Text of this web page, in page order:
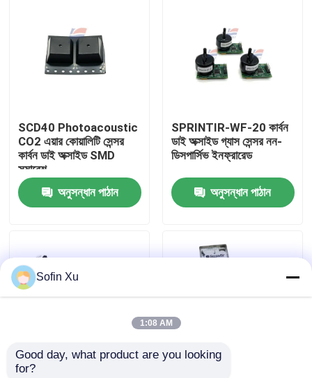
ভিআর শো
কারখানা পরিদর্শন
গুণমান নিয়ন্ত্রণ
খবর
ইলেক্ট্রোকেমিক্যাল গ্যাস সেন্সর
SCD40 Photoacoustic
CO2 এয়ার কোয়ালিটি সেন্সর
কার্বন ডাই অক্সাইড SMD
সমাবেশ
অনুসন্ধান পাঠান
SPRINTIR-WF-20 কার্বন
ডাই অক্সাইড গ্যাস সেন্সর নন-
ডিসপার্সিভ ইনফ্রারেড
অনুসন্ধান পাঠান
MH-Z16 ইন্টেলিজেন্ট
Sofin Xu
1:08 AM
Good day, what product are you looking
for?